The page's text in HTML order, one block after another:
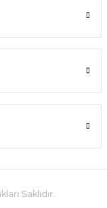
Saklıdır.